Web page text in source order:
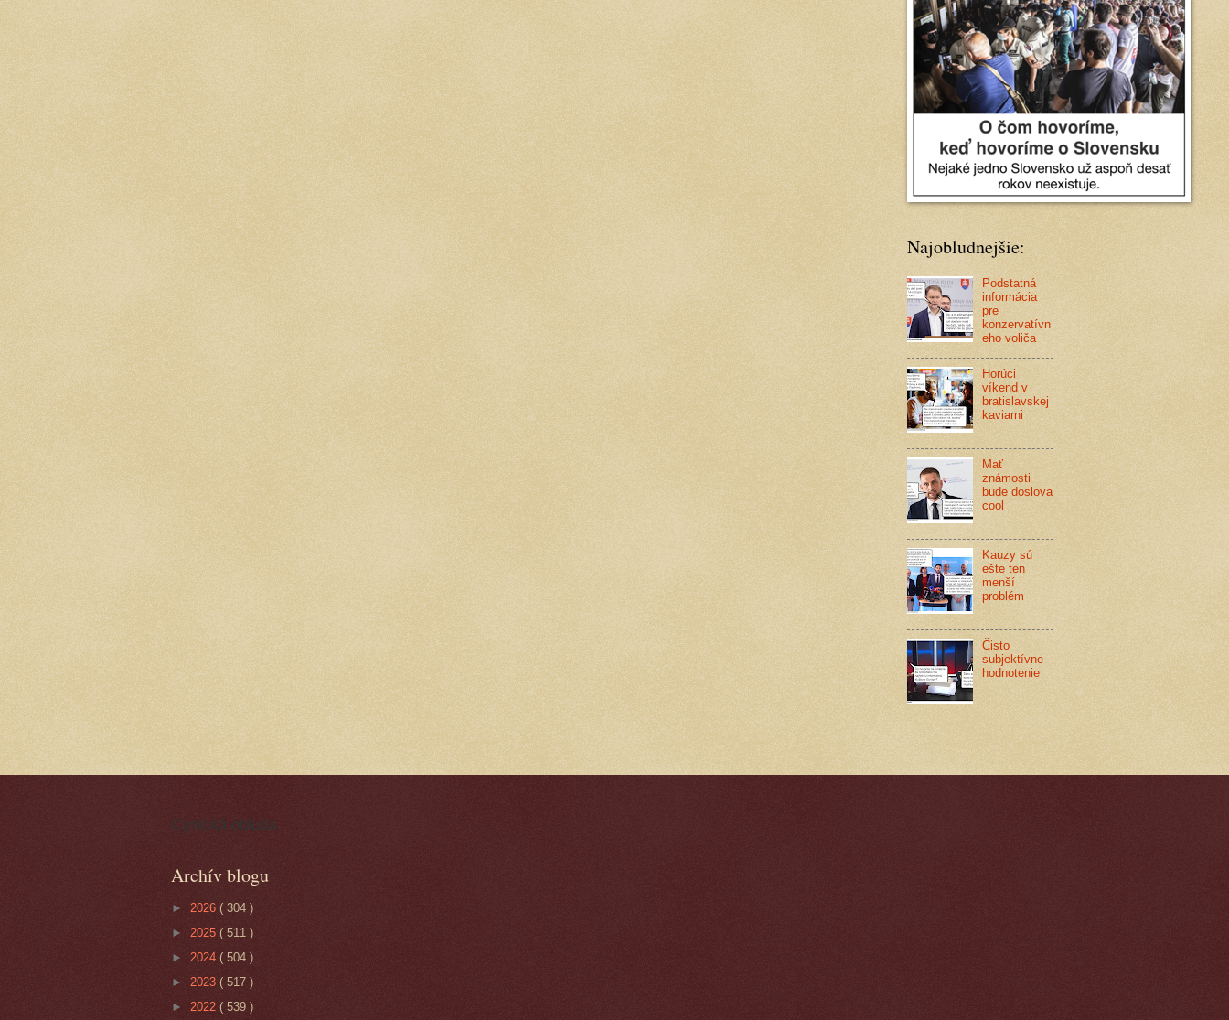
Najobludnejšie:
Podstatná
informácia
pre
konzervatívn
eho voliča
Horúci
víkend v
bratislavskej
kaviarni
Mať
známosti
bude doslova
cool
Kauzy sú
ešte ten
menší
problém
Čisto
subjektívne
hodnotenie
Cynická obluda
Archív blogu
► 2026 ( 304 )
► 2025 ( 511 )
► 2024 ( 504 )
► 2023 ( 517 )
► 2022 ( 539 )